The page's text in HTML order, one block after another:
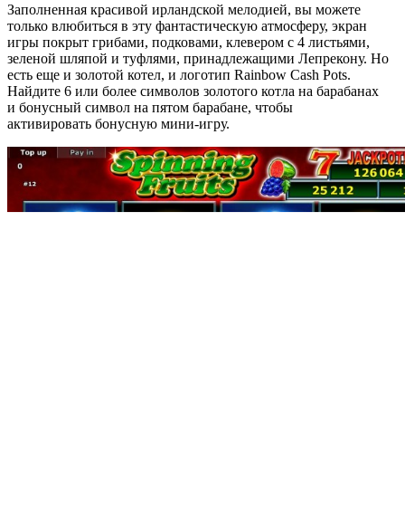
Заполненная красивой ирландской мелодией, вы можете
только влюбиться в эту фантастическую атмосферу, экран
игры покрыт грибами, подковами, клевером с 4 листьями,
зеленой шляпой и туфлями, принадлежащими Лепрекону. Но
есть еще и золотой котел, и логотип Rainbow Cash Pots.
Найдите 6 или более символов золотого котла на барабанах
и бонусный символ на пятом барабане, чтобы
активировать бонусную мини-игру.